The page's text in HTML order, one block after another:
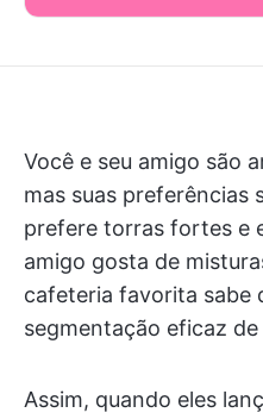
Você e seu amigo são
mas suas preferências
prefere torras fortes e
amigo gosta de
cafeteria favorita sabe
segmentação eficaz
Assim, quando eles